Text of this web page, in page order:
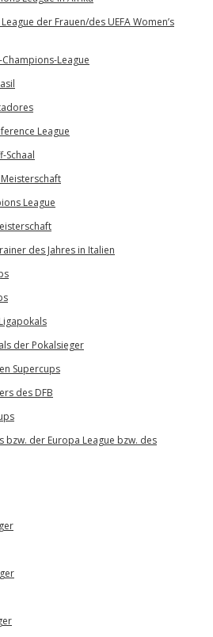
der Frauen/des UEFA Women’s
Champions-League
League
Schaal
League
des Jahres in Italien
der Pokalsieger
Supercups
des DFB
bzw. der Europa League bzw. des